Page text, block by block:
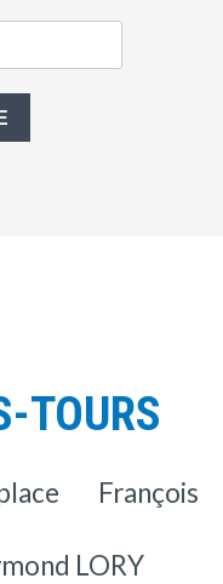
TOURS
François
LORY